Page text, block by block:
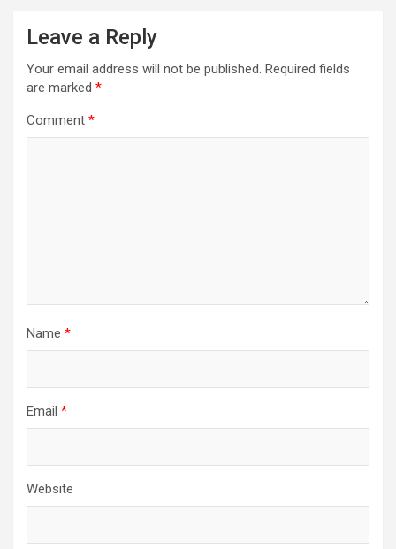
Leave a Reply
Your email address will not be published. Required fields
are marked *
Comment *
Name *
Email *
Website